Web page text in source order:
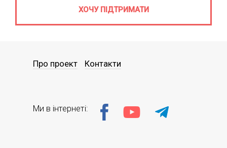
ХОЧУ ПІДТРИМАТИ
Про проект Контакти
Ми в інтернеті: